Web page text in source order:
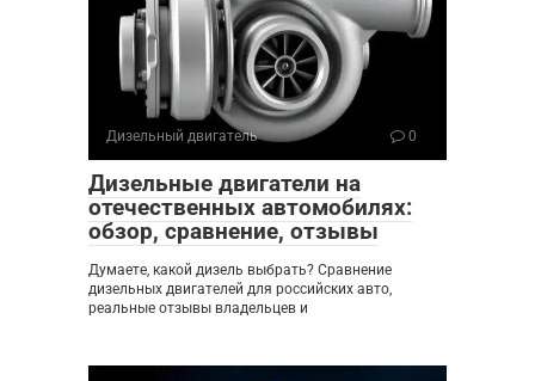
Дизельный двигатель 0
Дизельные двигатели на
отечественных автомобилях:
обзор, сравнение, отзывы
Думаете, какой дизель выбрать? Сравнение
дизельных двигателей для российских авто,
реальные отзывы владельцев и